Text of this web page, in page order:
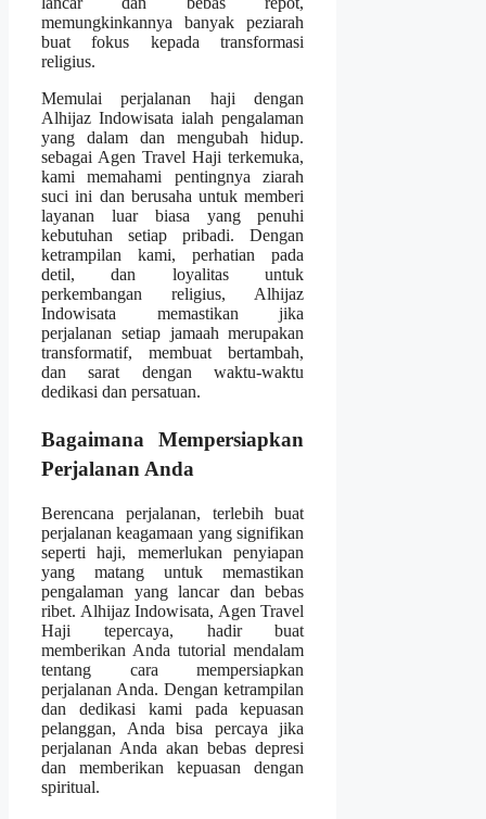
memungkinkannya banyak peziarah
buat fokus kepada transformasi
religius.
Memulai perjalanan haji dengan
Alhijaz Indowisata ialah pengalaman
yang dalam dan mengubah hidup.
sebagai Agen Travel Haji terkemuka,
kami memahami pentingnya ziarah
suci ini dan berusaha untuk memberi
layanan luar biasa yang penuhi
kebutuhan setiap pribadi. Dengan
ketrampilan kami, perhatian pada
detil, dan loyalitas untuk
perkembangan religius, Alhijaz
Indowisata memastikan jika
perjalanan setiap jamaah merupakan
transformatif, membuat bertambah,
dan sarat dengan waktu-waktu
dedikasi dan persatuan.
Bagaimana Mempersiapkan
Perjalanan Anda
Berencana perjalanan, terlebih buat
perjalanan keagamaan yang signifikan
seperti haji, memerlukan penyiapan
yang matang untuk memastikan
pengalaman yang lancar dan bebas
ribet. Alhijaz Indowisata, Agen Travel
Haji tepercaya, hadir buat
memberikan Anda tutorial mendalam
tentang cara mempersiapkan
perjalanan Anda. Dengan ketrampilan
dan dedikasi kami pada kepuasan
pelanggan, Anda bisa percaya jika
perjalanan Anda akan bebas depresi
dan memberikan kepuasan dengan
spiritual.